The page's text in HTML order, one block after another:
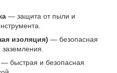
— защита от пыли и
изоляция) — безопасная
— быстрая и безопасная